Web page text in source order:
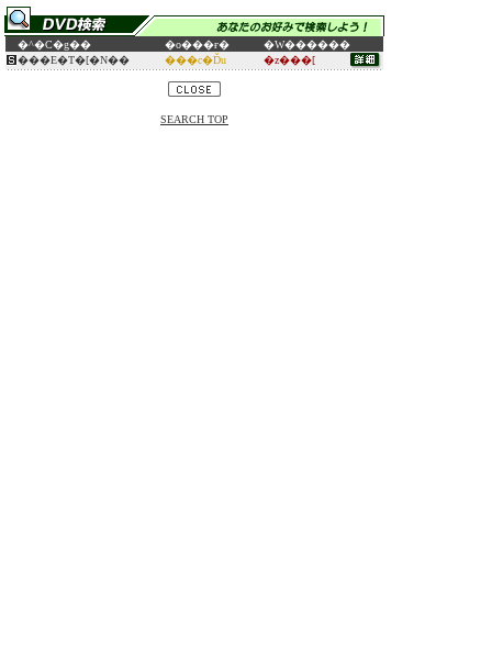
�^�C�g�� �o���ғ�
�W������
���E�T�[�N��
���c�Ďu �z���[
SEARCH TOP